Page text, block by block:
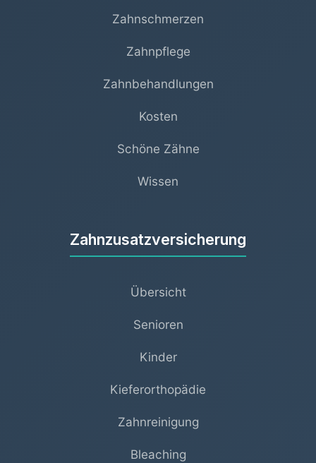
Zahnschmerzen
Zahnpflege
Zahnbehandlungen
Kosten
Schöne Zähne
Wissen
Zahnzusatzversicherung
Übersicht
Senioren
Kinder
Kieferorthopädie
Zahnreinigung
Bleaching